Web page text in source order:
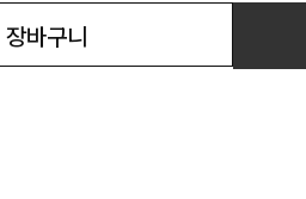
장바구니